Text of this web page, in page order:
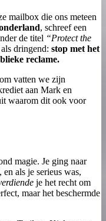
mailbox die ons meteen
, schreef een
de titel “Protect the
dringend: stop met het
reclame.
vatten we zijn
aan Mark en
waarom dit ook voor
magie. Je ging naar
als je serieus was,
je het recht om
maar het beschermde